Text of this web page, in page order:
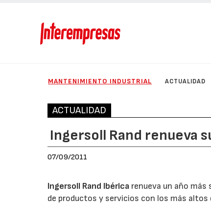
MANTENIMIENTO INDUSTRIAL ACTUALIDAD
ACTUALIDAD
Ingersoll Rand renueva
07/09/2011
Ingersoll Rand Ibérica renueva un año
de productos y servicios con los más